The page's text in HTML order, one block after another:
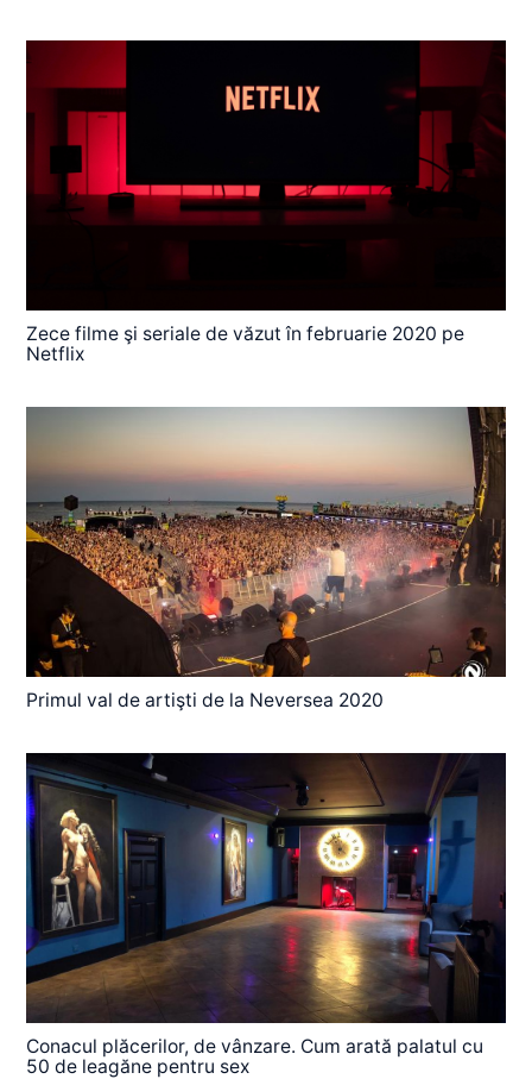
Zece filme şi seriale de văzut în februarie 2020 pe
Netflix
Primul val de artişti de la Neversea 2020
Conacul plăcerilor, de vânzare. Cum arată palatul cu
50 de leagăne pentru sex